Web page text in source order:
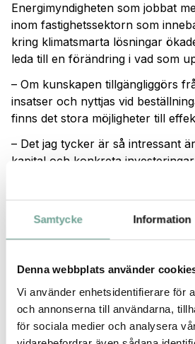
Samtycke Information
Denna webbplats använder
Vi använder enhetsidentifierare för
och annonserna till användarna,
för sociala medier och analysera
Energimyndigheten som jobbat
inom fastighetssektorn som
kring klimatsmarta lösningar
leda till en förändring i vad som
– Om kunskapen tillgängliggörs
insatser och nyttjas vid
finns det stora möjligheter till
– Det jag tycker är så intressant
kapital och konkreta
omvandla alla de insikter som vi
investera i och satsa på. Det är
hoppas jag att vi får se en del av
Klimatinvesteringsplaner är ett
och städer att ta fram planer
samhälls- och
åtgärder och investeringar. Det
samlad bild av de kommunala,